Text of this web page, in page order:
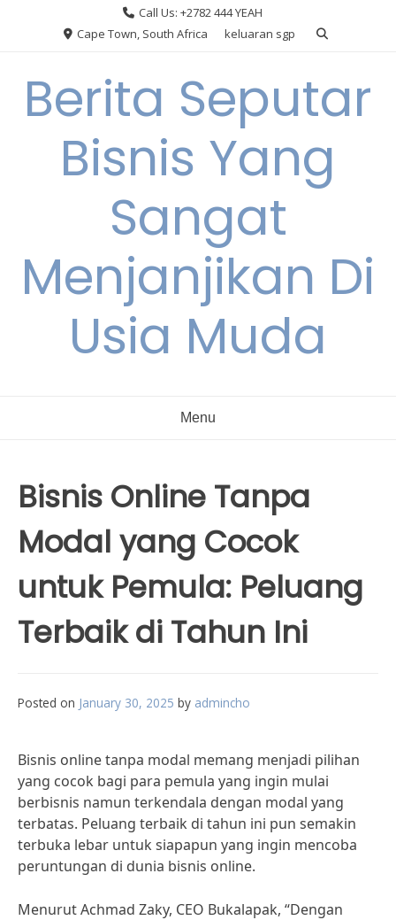
Call Us: +2782 444 YEAH
Cape Town, South Africa
keluaran sgp
Berita Seputar
Bisnis Yang
Sangat
Menjanjikan Di
Usia Muda
Menu
Bisnis Online Tanpa
Modal yang Cocok
untuk Pemula: Peluang
Terbaik di Tahun Ini
Posted on January 30, 2025 by admincho
Bisnis online tanpa modal memang menjadi pilihan
yang cocok bagi para pemula yang ingin mulai
berbisnis namun terkendala dengan modal yang
terbatas. Peluang terbaik di tahun ini pun semakin
terbuka lebar untuk siapapun yang ingin mencoba
peruntungan di dunia bisnis online.
Menurut Achmad Zaky, CEO Bukalapak, “Dengan